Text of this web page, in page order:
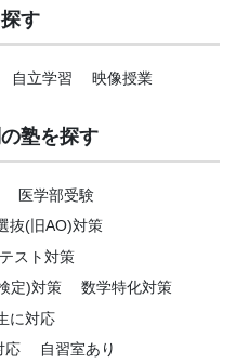
す
自立学習 映像授業
塾を探す
医学部受験
抜(旧AO)対策
スト対策
定)対策
数学特化対策
に対応
応
自習室あり